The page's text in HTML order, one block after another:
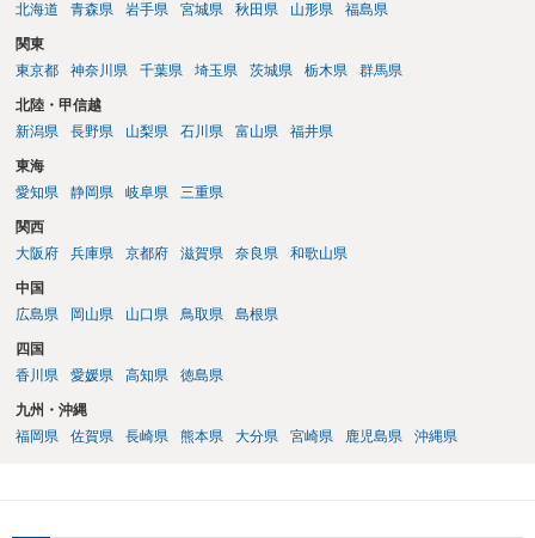
北海道
青森県 岩手県 宮城県 秋田県 山形県 福島県
関東
東京都
神奈川県 千葉県 埼玉県 茨城県 栃木県 群馬県
北陸・甲信越
新潟県
長野県 山梨県 石川県 富山県 福井県
東海
愛知県
静岡県 岐阜県 三重県
関西
大阪府
兵庫県 京都府 滋賀県 奈良県 和歌山県
中国
広島県
岡山県 山口県 鳥取県 島根県
四国
香川県
愛媛県 高知県 徳島県
九州・沖縄
福岡県
佐賀県 長崎県 熊本県 大分県 宮崎県 鹿児島県 沖縄県